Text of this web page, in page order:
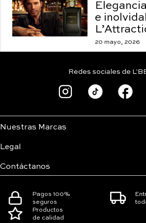
e
20 mayo, 2026
Nuestras Marcas
Legal
Contáctanos
Redes sociales de
Pagos 100%
seguros
Productos
de calidad